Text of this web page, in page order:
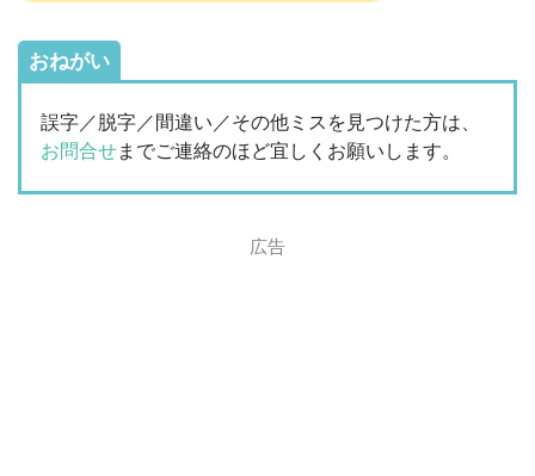
おねがい
誤字／脱字／間違い／その他ミスを見つけた方は、
お問合せまでご連絡のほど宜しくお願いします。
広告